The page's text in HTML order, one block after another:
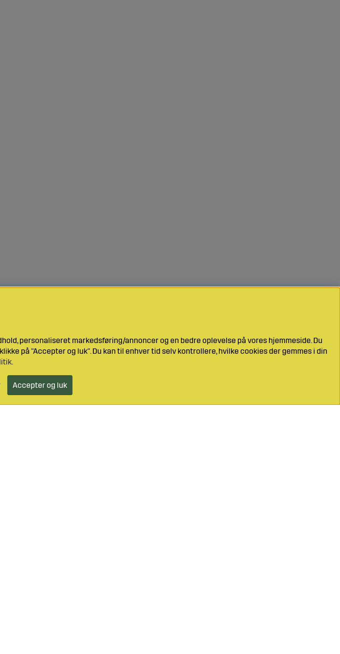
personaliseret markedsføring/annoncer og en bedre oplevelse på vores hjemmeside. Du
på "Accepter og luk". Du kan til enhver tid selv kontrollere, hvilke cookies der gemmes i din
.
Accepter og luk